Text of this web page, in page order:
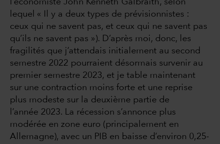
l’économiste John Kenneth Galbraith, selon
lequel « Il y a deux types de prévisionnistes :
ceux qui ne savent pas, et ceux qui ne savent pas
qu’ils ne savent pas »). D’après moi, donc, les
fragilités que j’attendais initialement au second
semestre 2022 pourraient désormais survenir au
premier semestre 2023, et je table maintenant
sur une contraction moins forte et une reprise
plus modeste sur la deuxième partie de
l’année 2023. La récession s’annonce plus
modérée en zone euro (principalement en
Allemagne), avec un PIB en baisse d’environ 0,25-